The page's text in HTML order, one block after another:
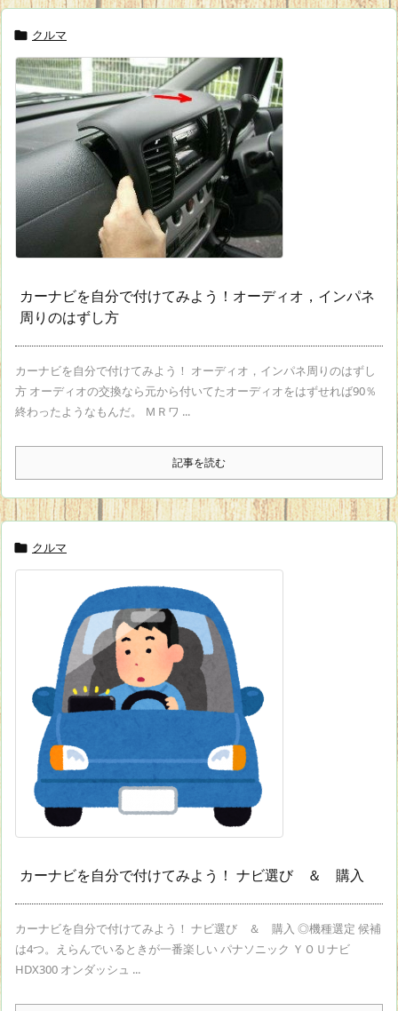
 クルマ
カーナビを自分で付けてみよう！オーディオ，インパネ
周りのはずし方
カーナビを自分で付けてみよう！ オーディオ，インパネ周りのはずし
方 オーディオの交換なら元から付いてたオーディオをはずせれば90％
終わったようなもんだ。 ＭＲワ ...
記事を読む
 クルマ
カーナビを自分で付けてみよう！ ナビ選び ＆ 購入
カーナビを自分で付けてみよう！ ナビ選び ＆ 購入 ◎機種選定 候補
は4つ。えらんでいるときが一番楽しい パナソニック ＹＯＵナビ
HDX300 オンダッシュ ...